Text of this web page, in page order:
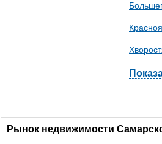
Рынок недвижимости